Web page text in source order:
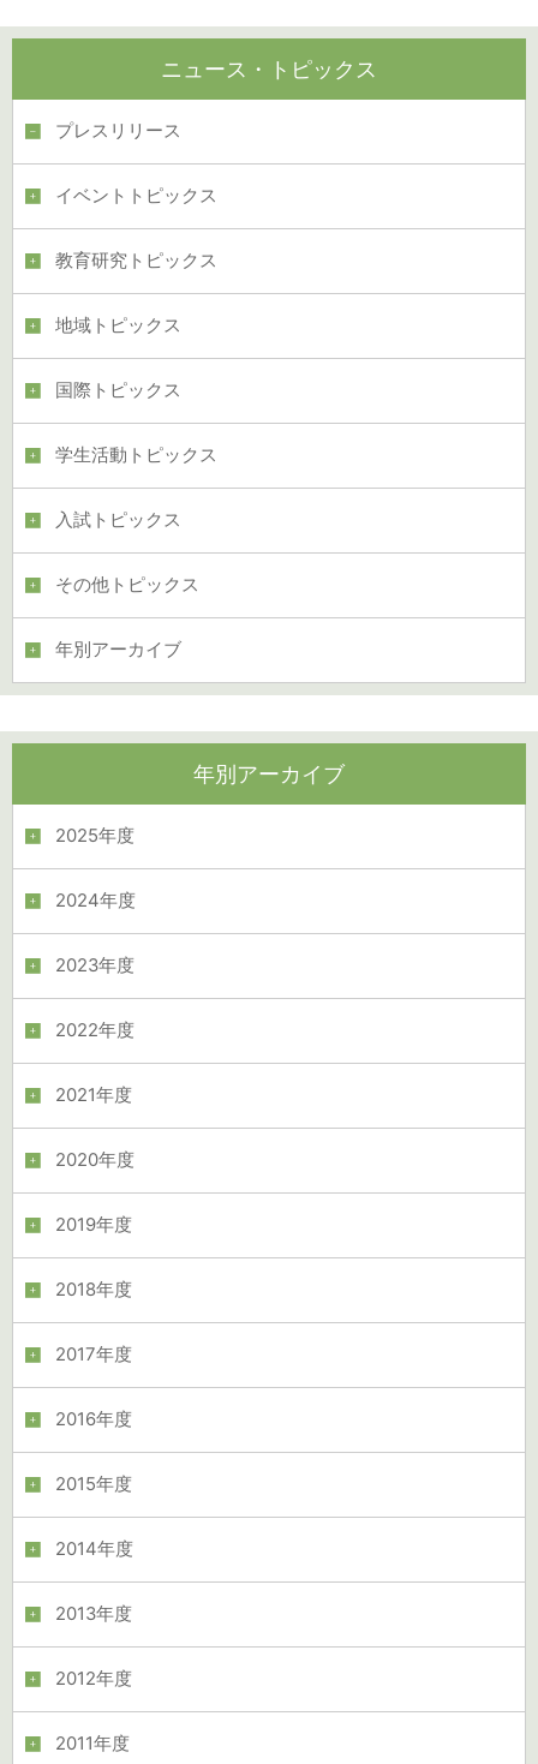
ニュース・トピックス
プレスリリース
イベントトピックス
教育研究トピックス
地域トピックス
国際トピックス
学生活動トピックス
入試トピックス
その他トピックス
年別アーカイブ
年別アーカイブ
2025年度
2024年度
2023年度
2022年度
2021年度
2020年度
2019年度
2018年度
2017年度
2016年度
2015年度
2014年度
2013年度
2012年度
2011年度